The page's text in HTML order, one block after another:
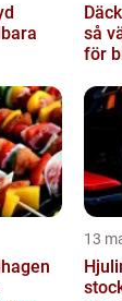
så
för
13